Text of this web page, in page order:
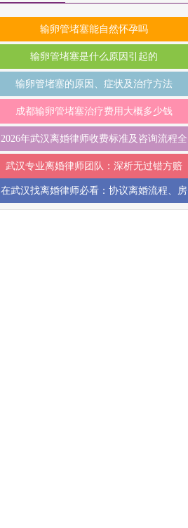
输卵管堵塞能自然怀孕吗
输卵管堵塞是什么原因引起的
输卵管堵塞的原因、症状及治疗方法
成都输卵管堵塞治疗费用大概多少钱
2026年武汉离婚律师收费标准及咨询流程全
解析，帮你少走弯路
武汉专业离婚律师团队：深析无过错方赔
偿、隐匿财产追索与抚养权争，2026时效提
在武汉找离婚律师必看：协议离婚流程、房